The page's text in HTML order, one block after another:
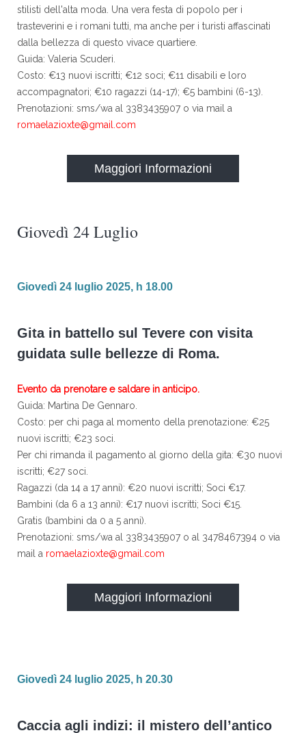
stilisti dell'alta moda. Una vera festa di popolo per i
trasteverini e i romani tutti, ma anche per i turisti affascinati
dalla bellezza di questo vivace quartiere.
Guida: Valeria Scuderi.
Costo: €13 nuovi iscritti; €12 soci; €11 disabili e loro
accompagnatori; €10 ragazzi (14-17); €5 bambini (6-13).
Prenotazioni: sms/wa al 3383435907 o via mail a
romaelazioxte@gmail.com
Maggiori Informazioni
Giovedì 24 Luglio
Giovedì 24 luglio 2025, h 18.00
Gita in battello sul Tevere con visita
guidata sulle bellezze di Roma.
Evento da prenotare e saldare in anticipo.
Guida: Martina De Gennaro.
Costo: per chi paga al momento della prenotazione: €25
nuovi iscritti; €23 soci.
Per chi rimanda il pagamento al giorno della gita: €30 nuovi
iscritti; €27 soci.
Ragazzi (da 14 a 17 anni): €20 nuovi iscritti; Soci €17.
Bambini (da 6 a 13 anni): €17 nuovi iscritti; Soci €15.
Gratis (bambini da 0 a 5 anni).
Prenotazioni: sms/wa al 3383435907 o al 3478467394 o via
mail a romaelazioxte@gmail.com
Maggiori Informazioni
Giovedì 24 luglio 2025, h 20.30
Caccia agli indizi: il mistero dell’antico